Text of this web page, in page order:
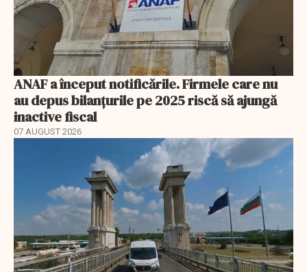
ANAF a început notificările. Firmele care nu
au depus bilanțurile pe 2025 riscă să ajungă
inactive fiscal
07 AUGUST 2026